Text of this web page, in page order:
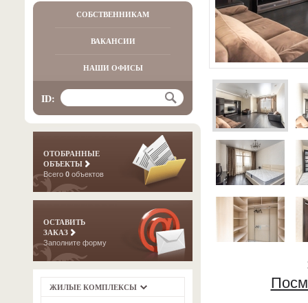
СОБСТВЕННИКАМ
ВАКАНСИИ
НАШИ ОФИСЫ
ID:
ОТОБРАННЫЕ
ОБЪЕКТЫ
Всего 0 объектов
ОСТАВИТЬ
ЗАКАЗ
Заполните форму
ЖИЛЫЕ КОМПЛЕКСЫ